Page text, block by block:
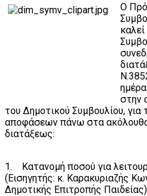
Ο
στην
του Δημοτικού Συμβουλίου, για
αποφάσεων πάνω στα
διατάξεως:
1. Κατανομή ποσού για
(Εισηγητής: κ. Καρακυριαζής
Δημοτικής Επιτροπής Παιδείας)